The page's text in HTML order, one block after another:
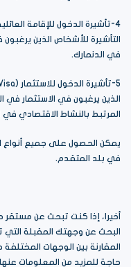
التأشيرة للأشخاص الذين
في الدنمارك.
الذين يرغبون في الاستثمار في
المرتبط بالنشاط الاقتصادي في
يمكن الحصول على جميع أنواع
في بلد المتقدم.
أخيرا، إذا كنت تبحث عن مستقر
البحث عن وجهتك المقبلة التي
المقارنة بين الوجهات
حاجة للمزيد من المعلومات